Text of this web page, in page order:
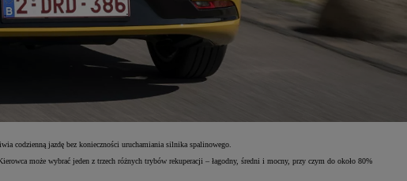
codzienną jazdę bez konieczności uruchamiania silnika spalinowego.
może wybrać jeden z trzech różnych trybów rekuperacji – łagodny, średni i mocny, przy czym do około 80%